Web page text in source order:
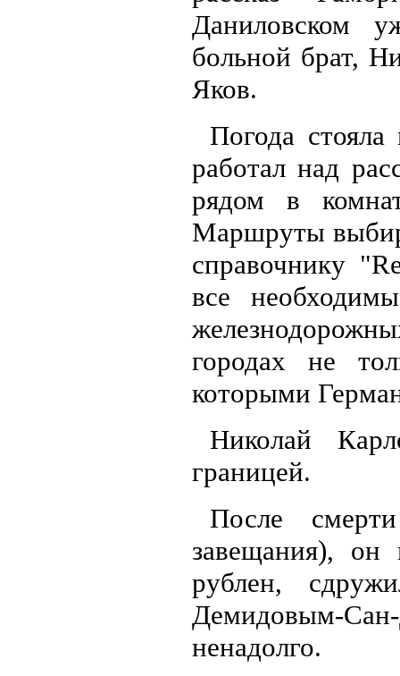
Даниловском
больной брат,
Яков.
Погода
работал над
рядом в
Маршруты
справочнику
все
городах не
которыми
Николай
границей.
После
завещания), он
рублен,
Демидовым-
ненадолго.